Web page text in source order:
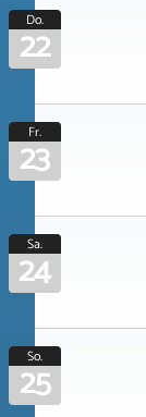
Do.
22
Fr.
23
Sa.
24
So.
25